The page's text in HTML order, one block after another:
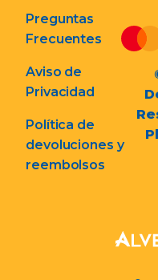
Preguntas
Frecuentes
Aviso de
Privacidad
Política de
devoluciones y
reembolsos